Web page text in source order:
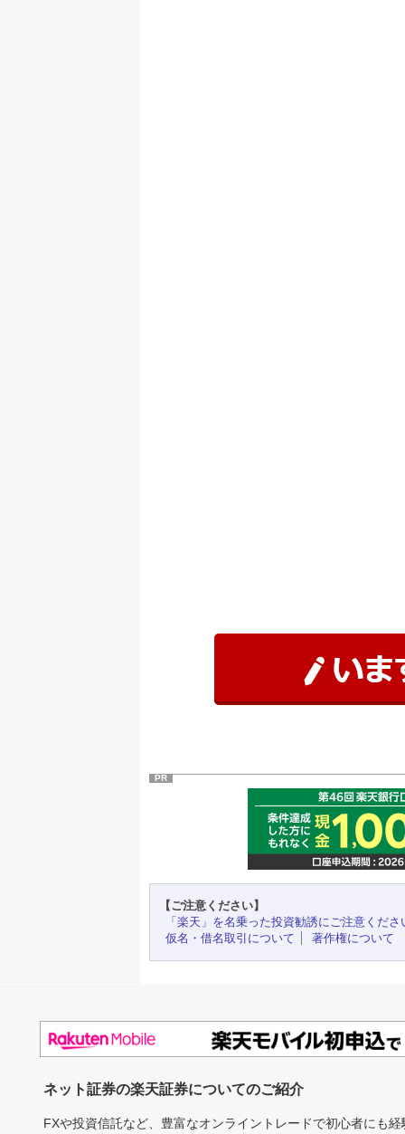
PR
【ご注意ください】
「楽天」を名乗った投資勧誘にご注意くださ
仮名・借名取引について
著作権について
ネット証券の楽天証券についてのご紹介
FXや投資信託など、豊富なオンライントレードで初心者にも